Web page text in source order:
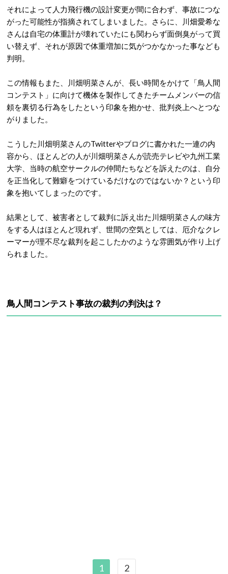
それによって人力飛行機の設計変更が間に合わず、事故につな
がった可能性が指摘されてしまいました。さらに、川畑愛希な
さんは自宅の体重計が壊れていたにも関わらず面倒臭がって買
い替えず、それが原因で体重増加に気がつかなかった事なども
判明。
この情報もまた、川畑明菜さんが、長い時間をかけて「鳥人間
コンテスト」に向けて機体を製作してきたチームメンバーの信
頼を裏切る行為をしたという印象を抱かせ、批判炎上へとつな
がりました。
こうした川畑明菜さんのTwitterやブログに書かれた一連の内
容から、ほとんどの人が川畑明菜さんが読売テレビや九州工業
大学、当時の航空サークルの仲間たちなどを訴えたのは、自分
を正当化して難癖をつけているだけなのではないか？という印
象を抱いてしまったのです。
結果として、被害者として裁判に訴え出た川畑明菜さんの味方
をする人はほとんど現れず、世間の空気としては、厄介なクレ
ーマーが理不尽な裁判を起こしたかのような雰囲気が作り上げ
られました。
鳥人間コンテスト事故の裁判の判決は？
1 2